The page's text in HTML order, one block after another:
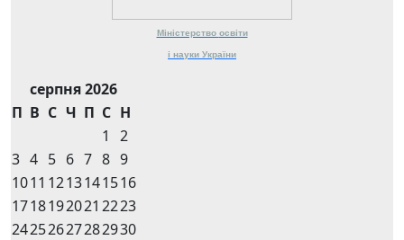
Міністерство освіти
і науки України
серпня 2026
П В С Ч П С Н
1
2
3 4 5 6 7 8 9
1011 1213141516
1718192021 2223
24252627282930